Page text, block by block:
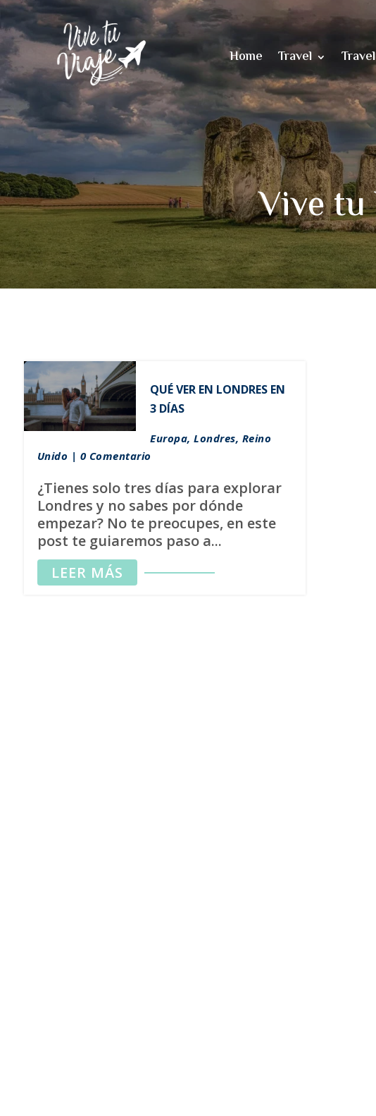
Home Travel
Vive tu
QUÉ VER EN LONDRES EN
3 DÍAS
Europa,Londres, Reino
Unido | 0 Comentario
¿Tienes solo tres días para explorar
Londres y no sabes por dónde
empezar? No te preocupes, en este
post te guiaremos paso a...
LEER MÁS